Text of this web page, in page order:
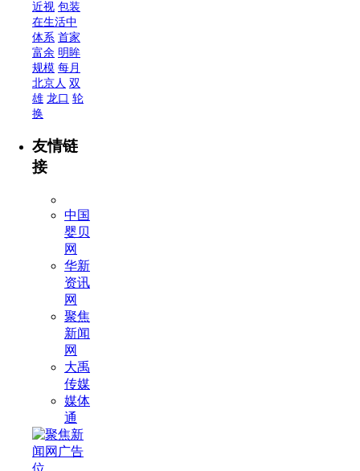
近视 包装
在生活中
体系 首家
富余 明眸
规模 每月
北京人 双
雄 龙口 轮
换
友情链
接
中国
婴贝
网
华新
资讯
网
聚焦
新闻
网
大禹
传媒
媒体
通